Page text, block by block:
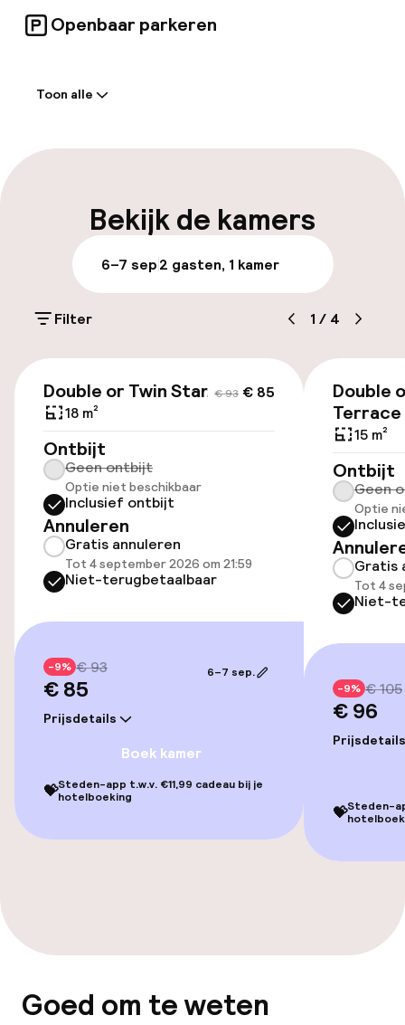
bewonderenswaardige wijnkaart die alle
smaken zal bevredigen.
Openbaar parkeren
Meertalige medewerkers
Parkeren & mobiliteit
Openbaar parkeren
Toegankelijkheid
Lift
Zwemmen & wellness
Fitnessruimte / gym
Gratis wifi
Tuin
TV lounge
Eet- en drinkdiensten
Toon alle
Bekijk de kamers
6–7 sep2 gasten, 1 kamer
Filter 1 / 4
€ 93 € 85
Double or Twin Standard
18 m²
Ontbijt
Geen ontbijt
Optie niet beschikbaar
Inclusief ontbijt
Annuleren
Gratis annuleren
Tot 4 september 2026 om 21:59
Niet-terugbetaalbaar
-9% € 93
€ 85
Prijsdetails
6–7 sep.
Boek kamer
💝Steden-app t.w.v. €11,99 cadeau bij je
hotelboeking
Double
Terrace
15 m²
Ontbijt
Geen
Optie
Gratis
Tot 4
Niet-
-9% € 105
€ 96
Prijsdetails
💝Steden-
Goed om te weten